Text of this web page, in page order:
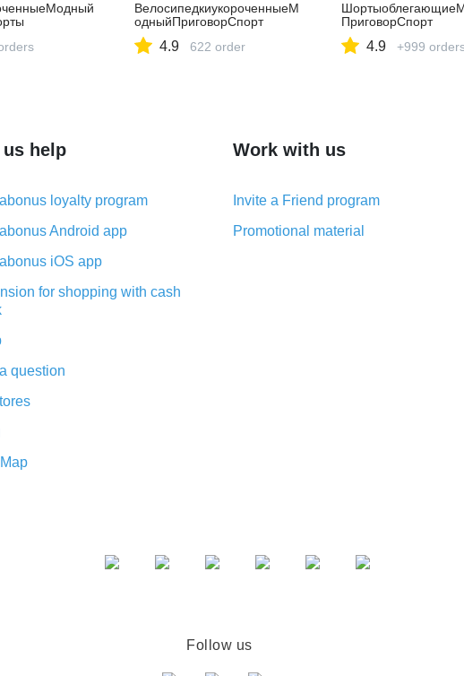
ВелосипедкиукороченныеМ
одныйПриговорСпорт
4.9 622 order
ПриговорСпорт
4.9 +999
us help
loyalty program
Android app
iOS app
for shopping with cash
question
Work with us
Invite a Friend program
Promotional material
Follow us